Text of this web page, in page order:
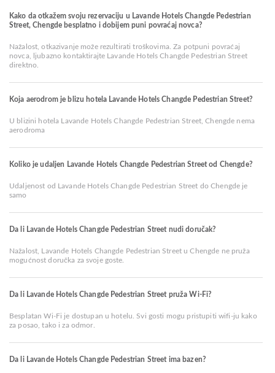
Kako da otkažem svoju rezervaciju u Lavande Hotels Changde Pedestrian
Street, Chengde besplatno i dobijem puni povraćaj novca?
Nažalost, otkazivanje može rezultirati troškovima. Za potpuni povraćaj
novca, ljubazno kontaktirajte Lavande Hotels Changde Pedestrian Street
direktno.
Koja aerodrom je blizu hotela Lavande Hotels Changde Pedestrian Street?
U blizini hotela Lavande Hotels Changde Pedestrian Street, Chengde nema
aerodroma
Koliko je udaljen Lavande Hotels Changde Pedestrian Street od Chengde?
Udaljenost od Lavande Hotels Changde Pedestrian Street do Chengde je
samo
Da li Lavande Hotels Changde Pedestrian Street nudi doručak?
Nažalost, Lavande Hotels Changde Pedestrian Street u Chengde ne pruža
mogućnost doručka za svoje goste.
Da li Lavande Hotels Changde Pedestrian Street pruža Wi-Fi?
Besplatan Wi-Fi je dostupan u hotelu. Svi gosti mogu pristupiti wifi-ju kako
za posao, tako i za odmor.
Da li Lavande Hotels Changde Pedestrian Street ima bazen?